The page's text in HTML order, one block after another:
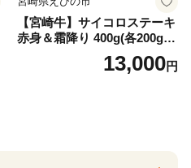
【宮崎牛】サイコロステーキ
赤身＆霜降り 400g(各200g×
１P 計2P) 真空パック 冷凍
13,000円